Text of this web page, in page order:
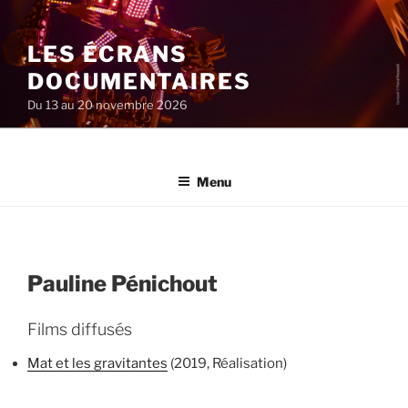
au
contenu
principal
LES ÉCRANS
DOCUMENTAIRES
Du 13 au 20 novembre 2026
Menu
Pauline Pénichout
Films diffusés
Mat et les gravitantes (2019, Réalisation)